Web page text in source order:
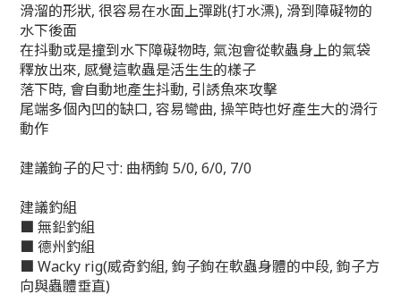
滑溜的形狀, 很容易在水面上彈跳(打水漂), 滑到障礙物的
水下後面
在抖動或是撞到水下障礙物時, 氣泡會從軟蟲身上的氣袋
釋放出來, 感覺這軟蟲是活生生的樣子
落下時, 會自動地產生抖動, 引誘魚來攻擊
尾端多個內凹的缺口, 容易彎曲, 操竿時也好產生大的滑行
動作
建議鉤子的尺寸: 曲柄鉤 5/0, 6/0, 7/0
建議釣組
■ 無鉛釣組
■ 德州釣組
■ Wacky rig(威奇釣組, 鉤子鉤在軟蟲身體的中段, 鉤子方
向與蟲體垂直)